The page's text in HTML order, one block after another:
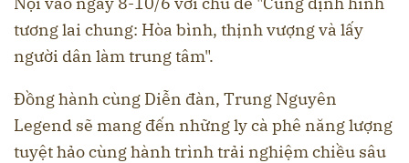
tương lai chung: Hòa bình, thịnh vượng và lấy
người dân làm trung tâm".
Đồng hành cùng Diễn đàn, Trung Nguyên
Legend sẽ mang đến những ly cà phê năng lượng
tuyệt hảo cùng hành trình trải nghiệm chiều sâu